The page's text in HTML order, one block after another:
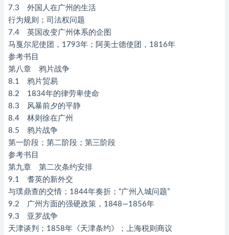
7.3 外国人在广州的生活
行为规则；司法权问题
7.4 英国改变广州体系的企图
马戛尔尼使团，1793年；阿美士德使团，1816年
参考书目
第八章 鸦片战争
8.1 鸦片贸易
8.2 1834年的律劳卑使命
8.3 风暴前夕的平静
8.4 林则徐在广州
8.5 鸦片战争
第一阶段；第二阶段；第三阶段
参考书目
第九章 第二次条约安排
9.1 耆英的新外交
与璞鼎查的交情；1844年奏折；“广州入城问题”
9.2 广州方面的强硬政策，1848—1856年
9.3 亚罗战争
天津谈判；1858年《天津条约》；上海税则商议